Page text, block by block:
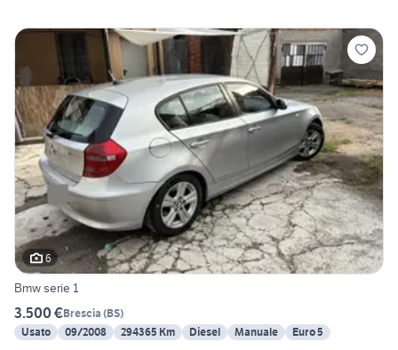
6
Bmw serie 1
3.500 €Brescia (BS)
Usato
09/2008 294365 Km Diesel Manuale Euro 5